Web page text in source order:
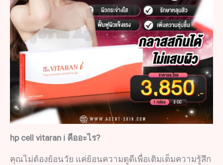
hp cell vitaran i คืออะไร?
คุณไม่ต้องย้อนวัย แค่ย้อนความดูดีเพื่อเติมเต็มความรู้สึก